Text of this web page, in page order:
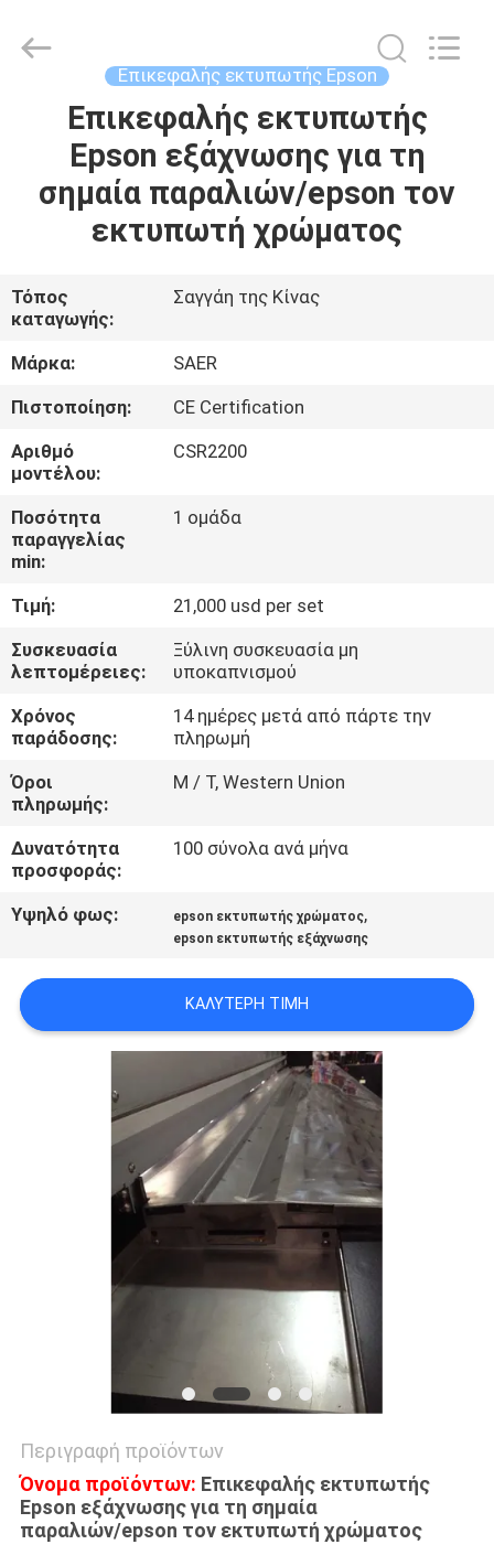
ΑΡΧΙΚΉ
ΣΕΛΊΔΑ
ΠΡΟΪΌΝΤΑ
ΒΊΝΤΕΟ
ΣΧΕΤΙΚΆ
ΜΕ
ΕΜΆΣ
ΓΎΡΟΣ
ΕΡΓΟΣΤΑΣΊΩΝ
ΠΟΙΟΤΙΚΌΣ
ΈΛΕΓΧΟΣ
ΕΠΑΦΉ
ΝΈΑ
ΌΛΕΣ
ΟΙ
ΠΕΡΙΠΤΏΣΕΙΣ
COMPANY
SITEMAP
ΠΟΛΙΤΙΚΉ
ΑΠΟΡΡΉΤΟΥ
Supplier
Επικεφαλής εκτυπωτής Epson
Επικεφαλής εκτυπωτής
Epson εξάχνωσης για τη
σημαία παραλιών/epson τον
εκτυπωτή χρώματος
Τόπος
καταγωγής:
Σαγγάη της Κίνας
Μάρκα:
SAER
Πιστοποίηση:
CE Certification
Αριθμό
μοντέλου:
CSR2200
Ποσότητα
παραγγελίας
min:
1 ομάδα
Τιμή:
21,000 usd per set
Συσκευασία
λεπτομέρειες:
Ξύλινη συσκευασία μη
υποκαπνισμού
Χρόνος
παράδοσης:
14 ημέρες μετά από πάρτε την
πληρωμή
Όροι
πληρωμής:
Μ / Τ, Western Union
Δυνατότητα
προσφοράς:
100 σύνολα ανά μήνα
Υψηλό φως: epson εκτυπωτής χρώματος,
epson εκτυπωτής εξάχνωσης
ΚΑΛΎΤΕΡΗ ΤΙΜΉ
Περιγραφή προϊόντων
Όνομα προϊόντων: Επικεφαλής εκτυπωτής
Epson εξάχνωσης για τη σημαία
παραλιών/epson τον εκτυπωτή χρώματος